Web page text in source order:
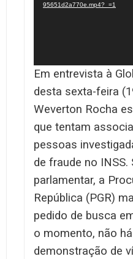
95651d2a770e.mp4?_=1
Em entrevista à
desta sexta-feira
Weverton Rocha
que tentam
pessoas
de fraude no INSS.
parlamentar, a
República (PGR)
pedido de busca
o momento, não
demonstração de